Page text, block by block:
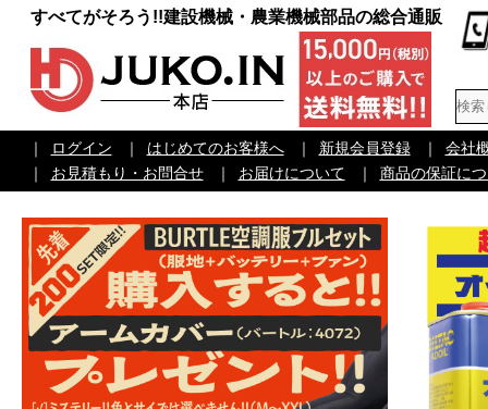
すべてがそろう!!建設機械・農業機械部品の総合通販
｜ ログイン ｜ はじめてのお客様へ ｜ 新規会員登録 ｜
会社
｜
お見積もり・お問合せ ｜ お届けについて ｜ 商品の保証に